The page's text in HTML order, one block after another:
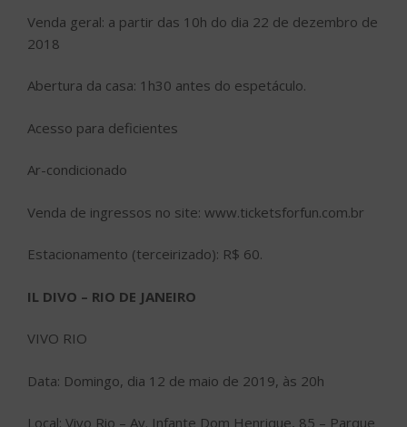
Venda geral: a partir das 10h do dia 22 de dezembro de
2018
Abertura da casa: 1h30 antes do espetáculo.
Acesso para deficientes
Ar-condicionado
Venda de ingressos no site: www.ticketsforfun.com.br
Estacionamento (terceirizado): R$ 60.
IL DIVO – RIO DE JANEIRO
VIVO RIO
Data: Domingo, dia 12 de maio de 2019, às 20h
Local: Vivo Rio – Av. Infante Dom Henrique, 85 – Parque